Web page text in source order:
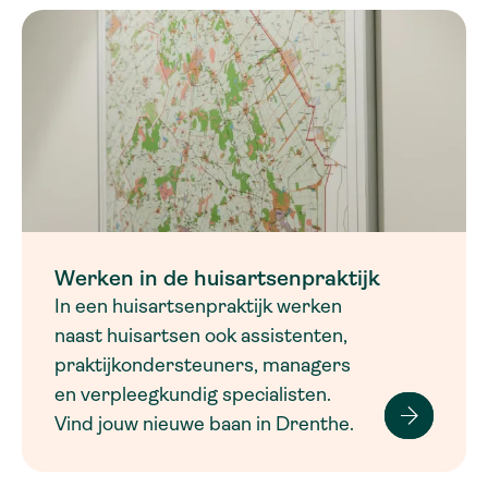
Werken in de huisartsenpraktijk
In een huisartsenpraktijk werken
naast huisartsen ook assistenten,
praktijkondersteuners, managers
en verpleegkundig specialisten.
Vind jouw nieuwe baan in Drenthe.